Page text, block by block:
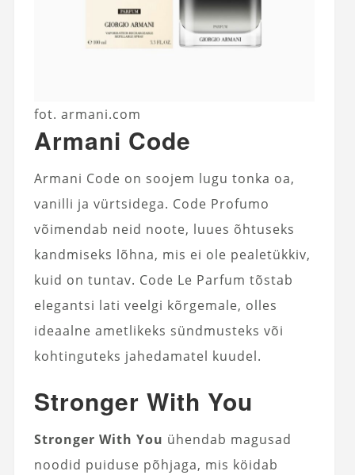
fot. armani.com
Armani Code
Armani Code on soojem lugu tonka oa,
vanilli ja vürtsidega. Code Profumo
võimendab neid noote, luues õhtuseks
kandmiseks lõhna, mis ei ole pealetükkiv,
kuid on tuntav. Code Le Parfum tõstab
elegantsi lati veelgi kõrgemale, olles
ideaalne ametlikeks sündmusteks või
kohtinguteks jahedamatel kuudel.
Stronger With You
Stronger With You ühendab magusad
noodid puiduse põhjaga, mis köidab